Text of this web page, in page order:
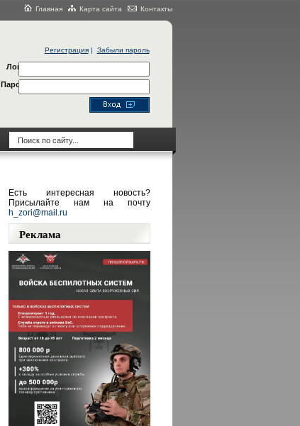
Главная Карта сайта Контакты
Регистрация| Забыли пароль
Логин
Пароль
Есть интересная новость?
Присылайте нам на почту
h_zori@mail.ru
Реклама